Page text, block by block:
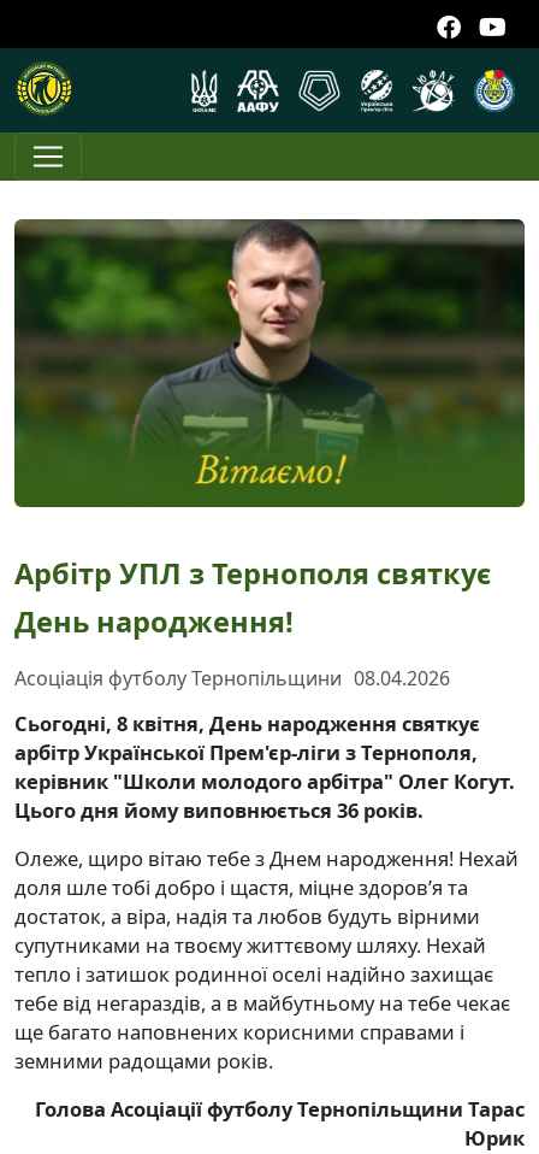
Арбітр УПЛ з Тернополя святкує
День народження!
Асоціація футболу Тернопільщини 08.04.2026
Сьогодні, 8 квітня, День народження святкує
арбітр Української Прем'єр-ліги з Тернополя,
керівник "Школи молодого арбітра" Олег Когут.
Цього дня йому виповнюється 36 років.
Олеже, щиро вітаю тебе з Днем народження! Нехай
доля шле тобі добро і щастя, міцне здоров’я та
достаток, а віра, надія та любов будуть вірними
супутниками на твоєму життєвому шляху. Нехай
тепло і затишок родинної оселі надійно захищає
тебе від негараздів, а в майбутньому на тебе чекає
ще багато наповнених корисними справами і
земними радощами років.
Голова Асоціації футболу Тернопільщини Тарас
Юрик